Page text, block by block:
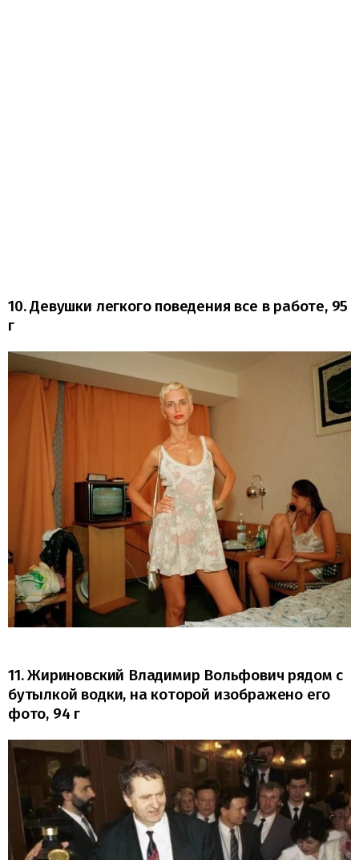
10. Девушки легкого поведения все в работе, 95
г
11. Жириновский Владимир Вольфович рядом с
бутылкой водки, на которой изображено его
фото, 94 г